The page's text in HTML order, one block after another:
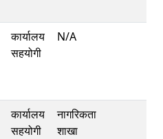
कार्यालय
सहयोगी
N/A
कार्यालय
सहयोगी
नागरिकता
शाखा